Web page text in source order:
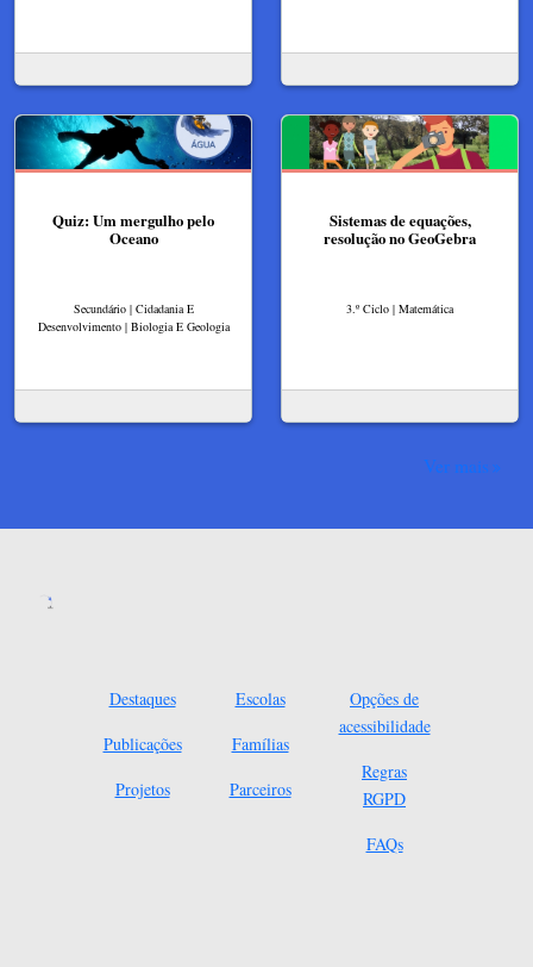
Quiz: Um mergulho pelo
Oceano
Secundário | Cidadania E
Desenvolvimento | Biologia E Geologia
Sistemas de equações,
resolução no GeoGebra
3.º Ciclo | Matemática
Ver mais
Destaques
Publicações
Projetos
Escolas
Famílias
Parceiros
Opções de
acessibilidade
Regras
RGPD
FAQs